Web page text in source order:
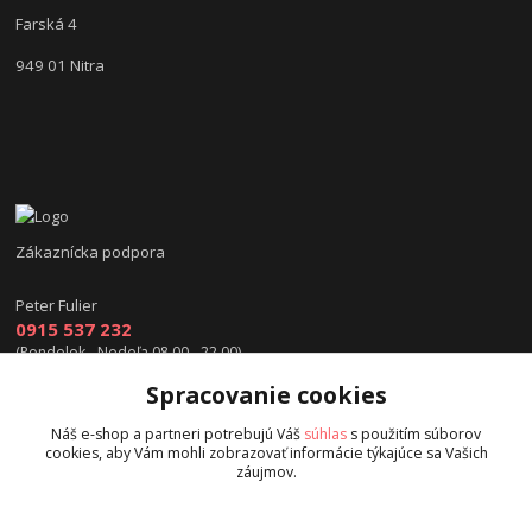
Farská 4
949 01 Nitra
Zákaznícka podpora
Peter Fulier
0915 537 232
(Pondelok - Nedeľa 08.00 - 22.00)
info@hokejexpert.sk
Spracovanie cookies
Náš e-shop a partneri potrebujú Váš súhlas s použitím súborov
cookies, aby Vám mohli zobrazovať informácie týkajúce sa Vašich
záujmov.